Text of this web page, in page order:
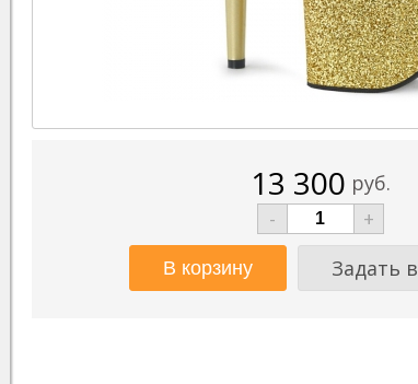
13 300 руб.
-
+
Задать